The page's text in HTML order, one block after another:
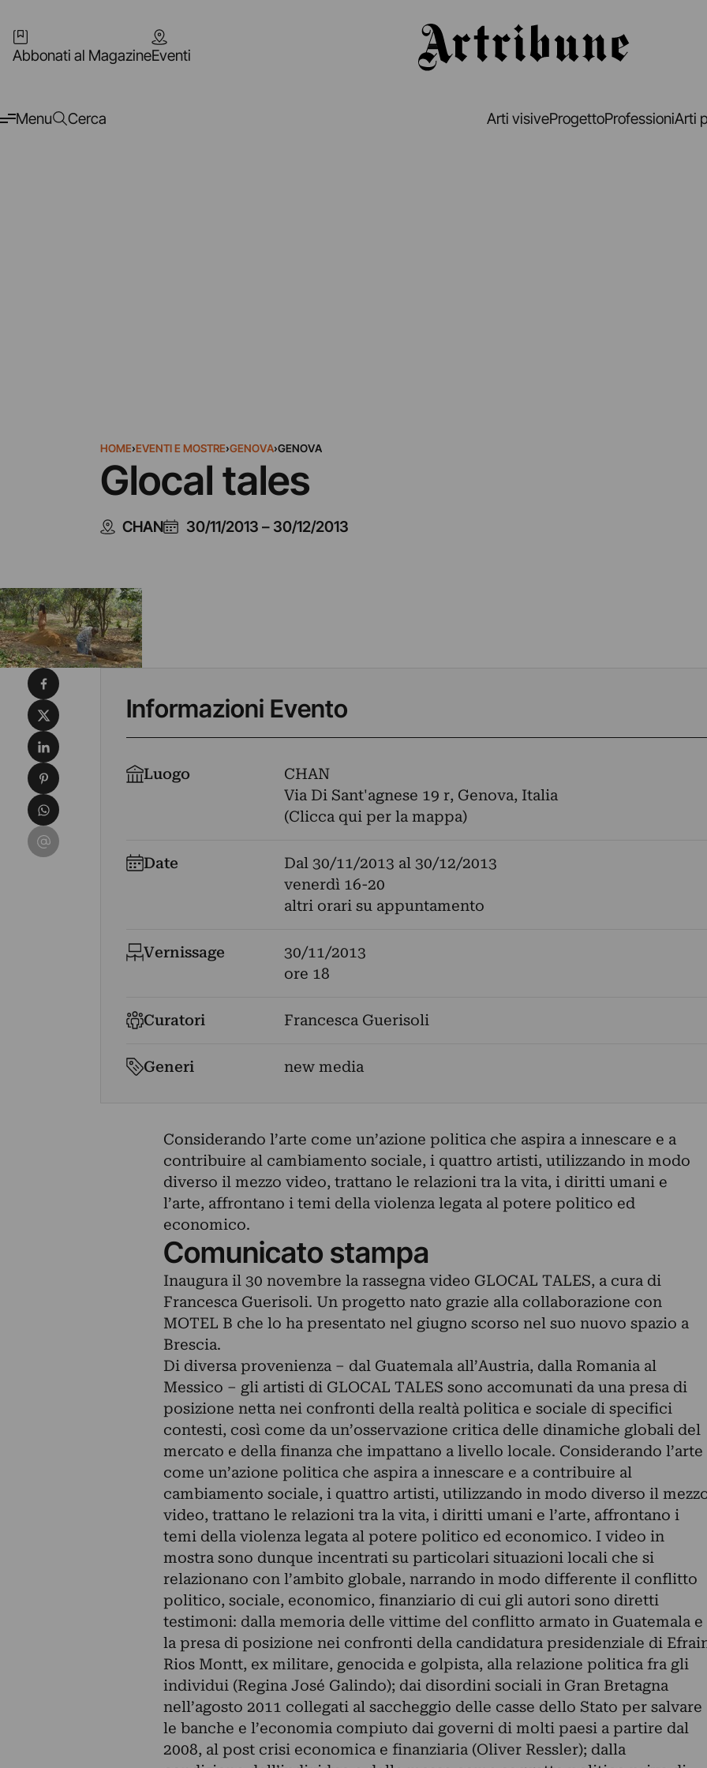
Abbonati al MagazineEventi
Menu Cerca Arti visiveProgettoProfessioniArti
HOME›EVENTI E MOSTRE›GENOVA›GENOVA
Glocal tales
CHAN 30/11/2013 – 30/12/2013
Informazioni Evento
Luogo
CHAN
Via Di Sant'agnese 19 r, Genova, Italia
(Clicca qui per la mappa)
Date Dal 30/11/2013 al 30/12/2013
venerdì 16-20
altri orari su appuntamento
Vernissage
30/11/2013
ore 18
Curatori Francesca Guerisoli
Generi new media
Considerando l’arte come un’azione politica che aspira a innescare e a
contribuire al cambiamento sociale, i quattro artisti, utilizzando in modo
diverso il mezzo video, trattano le relazioni tra la vita, i diritti umani e
l’arte, affrontano i temi della violenza legata al potere politico ed
economico.
Comunicato stampa
Inaugura il 30 novembre la rassegna video GLOCAL TALES, a cura di
Francesca Guerisoli. Un progetto nato grazie alla collaborazione con
MOTEL B che lo ha presentato nel giugno scorso nel suo nuovo spazio a
Brescia.
Di diversa provenienza – dal Guatemala all’Austria, dalla Romania al
Messico – gli artisti di GLOCAL TALES sono accomunati da una presa di
posizione netta nei confronti della realtà politica e sociale di specifici
contesti, così come da un’osservazione critica delle dinamiche globali del
mercato e della finanza che impattano a livello locale. Considerando l’arte
come un’azione politica che aspira a innescare e a contribuire al
cambiamento sociale, i quattro artisti, utilizzando in modo diverso il
video, trattano le relazioni tra la vita, i diritti umani e l’arte, affrontano i
temi della violenza legata al potere politico ed economico. I video in
mostra sono dunque incentrati su particolari situazioni locali che si
relazionano con l’ambito globale, narrando in modo differente il conflitto
politico, sociale, economico, finanziario di cui gli autori sono diretti
testimoni: dalla memoria delle vittime del conflitto armato in Guatemala e
la presa di posizione nei confronti della candidatura presidenziale di
Rios Montt, ex militare, genocida e golpista, alla relazione politica fra gli
individui (Regina José Galindo); dai disordini sociali in Gran Bretagna
nell’agosto 2011 collegati al saccheggio delle casse dello Stato per salvare
le banche e l’economia compiuto dai governi di molti paesi a partire dal
2008, al post crisi economica e finanziaria (Oliver Ressler); dalla
Condividi su Facebook
Condividi su X
Condividi su LinkedIn
Condividi su Pinterest
Condividi su WhatsApp
Condividi su Email